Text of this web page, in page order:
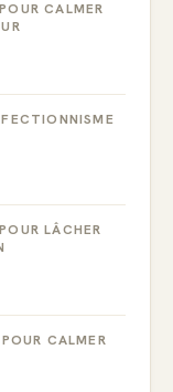
CALMER
LÂCHER
CALMER